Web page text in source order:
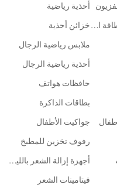
أحذية رياضية
مصابيح تعمل بالطاقة الشمسيةخزائن أحذية
ملابس رياضية الرجال
أحذية رياضية الرجال
حافظات هواتف
بطاقات الذاكرة
جواكيت الأطفال
رفوف تخزين للمطبخ
أجهزة إزالة الشعر بالليزر IPL
فيتامينات الشعر